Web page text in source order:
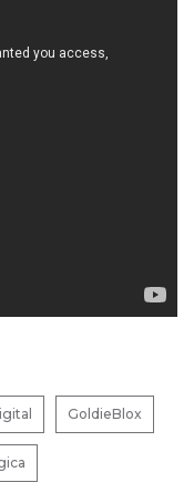
GoldieBlox